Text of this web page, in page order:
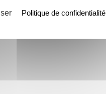
Politique de confidentialité